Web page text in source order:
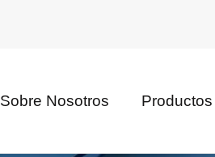
Sobre Nosotros Productos